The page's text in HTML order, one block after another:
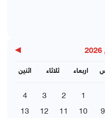
▶
اثنين ثلاثاء اربعاء
1
2
3
4
9
10
11
12
13